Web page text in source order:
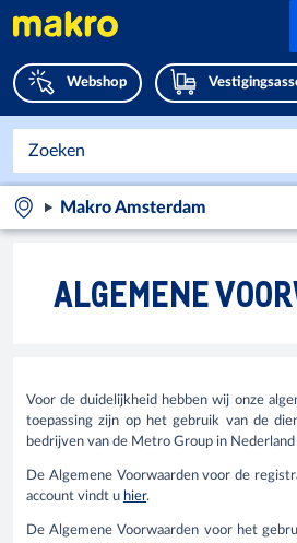
Webshop
Makro Amsterdam
ALGEMENE
Voor de duidelijkheid hebben wij onze
toepassing zijn op het gebruik van de
bedrijven van de Metro Group in
De Algemene Voorwaarden voor de
account vindt u hier.
De Algemene Voorwaarden voor het